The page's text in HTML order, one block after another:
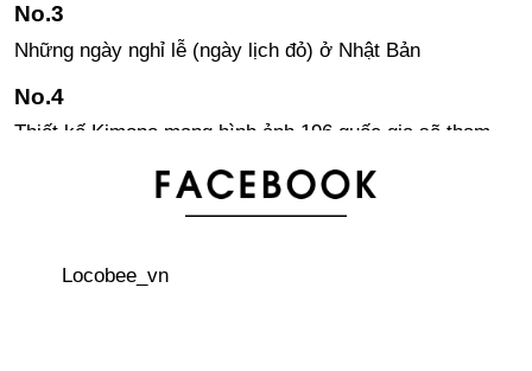
Những ngày nghỉ lễ (ngày lịch đỏ) ở Nhật Bản
Thiết kế Kimono mang hình ảnh 196 quốc gia sẽ tham
cây BonsAI
Locobee_vn